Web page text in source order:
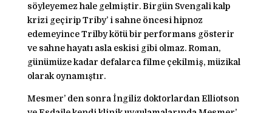
söyleyemez hale gelmiştir. Birgün Svengali kalp
krizi geçirip Triby’ i sahne öncesi hipnoz
edemeyince Trilby kötü bir performans gösterir
ve sahne hayatı asla eskisi gibi olmaz. Roman,
günümüze kadar defalarca filme çekilmiş, müzikal
olarak oynamıştır.
Mesmer’ den sonra İngiliz doktorlardan Elliotson